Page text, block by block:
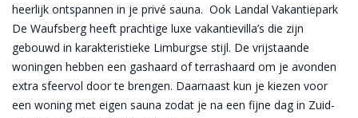
heerlijk ontspannen in je privé sauna. Ook Landal Vakantiepark
De Waufsberg heeft prachtige luxe vakantievilla’s die zijn
gebouwd in karakteristieke Limburgse stijl. De vrijstaande
woningen hebben een gashaard of terrashaard om je avonden
extra sfeervol door te brengen. Daarnaast kun je kiezen voor
een woning met eigen sauna zodat je na een fijne dag in Zuid-